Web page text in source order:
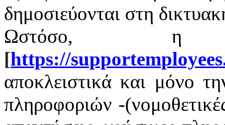
δημοσιεύονται στη
Ωστόσο, η
[https://supportemployees
αποκλειστικά και μόνο
πληροφοριών -